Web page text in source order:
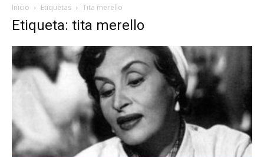
Inicio Etiquetas Tita merello
Etiqueta: tita merello